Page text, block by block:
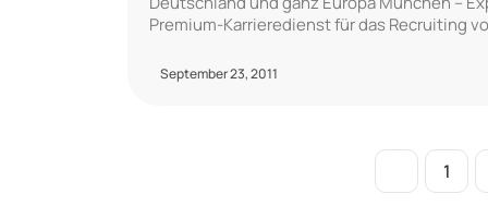
Premium-Karrieredienst für das Recruiting
September 23, 2011
1